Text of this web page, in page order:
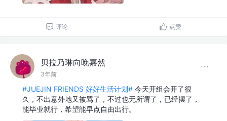
评论 点赞
贝拉乃琳向晚嘉然
3年前
#JUEJIN FRIENDS 好好生活计划# 今天开组会开了很
久，不出意外地又被骂了，不过也无所谓了，已经摆了，
能毕业就行，希望能早点自由出行。